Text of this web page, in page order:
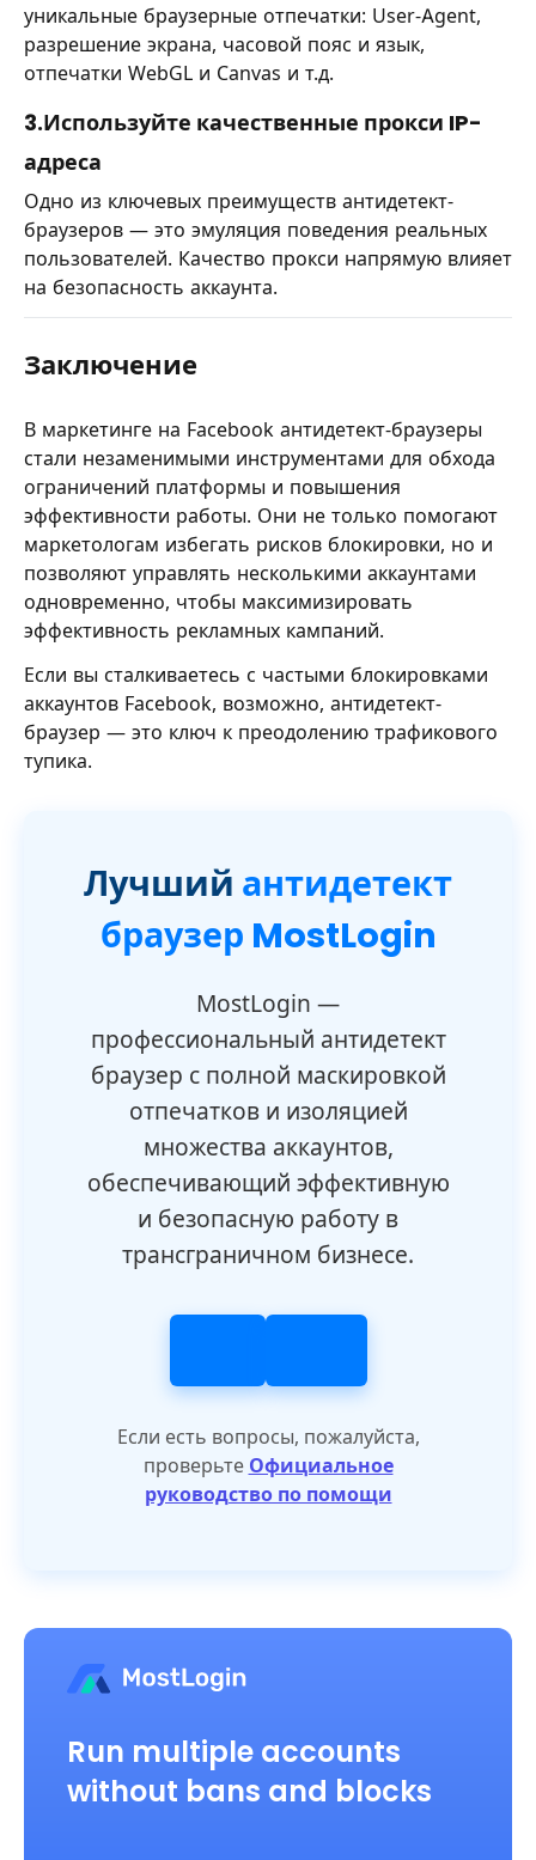
уникальные браузерные отпечатки: User-Agent,
разрешение экрана, часовой пояс и язык,
отпечатки WebGL и Canvas и т.д.
3.Используйте качественные прокси IP-
адреса
Одно из ключевых преимуществ антидетект-
браузеров — это эмуляция поведения реальных
пользователей. Качество прокси напрямую влияет
на безопасность аккаунта.
Заключение
В маркетинге на Facebook антидетект-браузеры
стали незаменимыми инструментами для обхода
ограничений платформы и повышения
эффективности работы. Они не только помогают
маркетологам избегать рисков блокировки, но и
позволяют управлять несколькими аккаунтами
одновременно, чтобы максимизировать
эффективность рекламных кампаний.
Если вы сталкиваетесь с частыми блокировками
аккаунтов Facebook, возможно, антидетект-
браузер — это ключ к преодолению трафикового
тупика.
Лучший антидетект
браузер MostLogin
MostLogin —
профессиональный антидетект
браузер с полной маскировкой
отпечатков и изоляцией
множества аккаунтов,
обеспечивающий эффективную
и безопасную работу в
трансграничном бизнесе.
Если есть вопросы, пожалуйста,
проверьте Официальное
руководство по помощи
Run multiple accounts
without bans and blocks